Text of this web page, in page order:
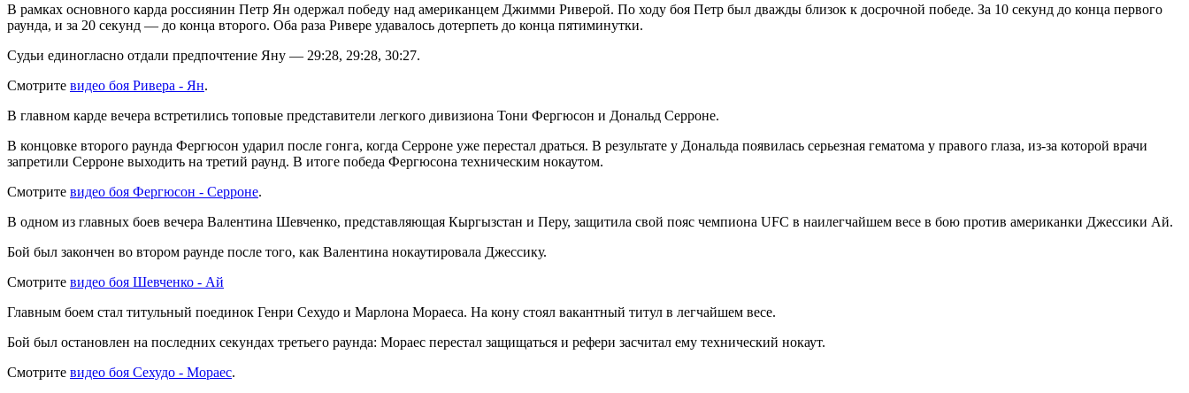
В рамках основного карда россиянин Петр Ян одержал победу над американцем Джимми Риверой. По ходу боя Петр был дважды близок к досрочной победе. За 10 секунд до конца первого
раунда, и за 20 секунд — до конца второго. Оба раза Ривере удавалось дотерпеть до конца пятиминутки.
Судьи единогласно отдали предпочтение Яну — 29:28, 29:28, 30:27.
Смотрите видео боя Ривера - Ян.
В главном карде вечера встретились топовые представители легкого дивизиона Тони Фергюсон и Дональд Серроне.
В концовке второго раунда Фергюсон ударил после гонга, когда Серроне уже перестал драться. В результате у Дональда появилась серьезная гематома у правого глаза, из-за которой врачи
запретили Серроне выходить на третий раунд. В итоге победа Фергюсона техническим нокаутом.
Смотрите видео боя Фергюсон - Серроне.
В одном из главных боев вечера Валентина Шевченко, представляющая Кыргызстан и Перу, защитила свой пояс чемпиона UFC в наилегчайшем весе в бою против американки Джессики Ай.
Бой был закончен во втором раунде после того, как Валентина нокаутировала Джессику.
Смотрите видео боя Шевченко - Ай
Главным боем стал титульный поединок Генри Сехудо и Марлона Мораеса. На кону стоял вакантный титул в легчайшем весе.
Бой был остановлен на последних секундах третьего раунда: Мораес перестал защищаться и рефери засчитал ему технический нокаут.
Смотрите видео боя Сехудо - Мораес.